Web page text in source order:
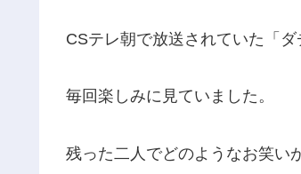
CSテレ朝で放送されていた「ダ
毎回楽しみに見ていました。
残った二人でどのようなお笑い